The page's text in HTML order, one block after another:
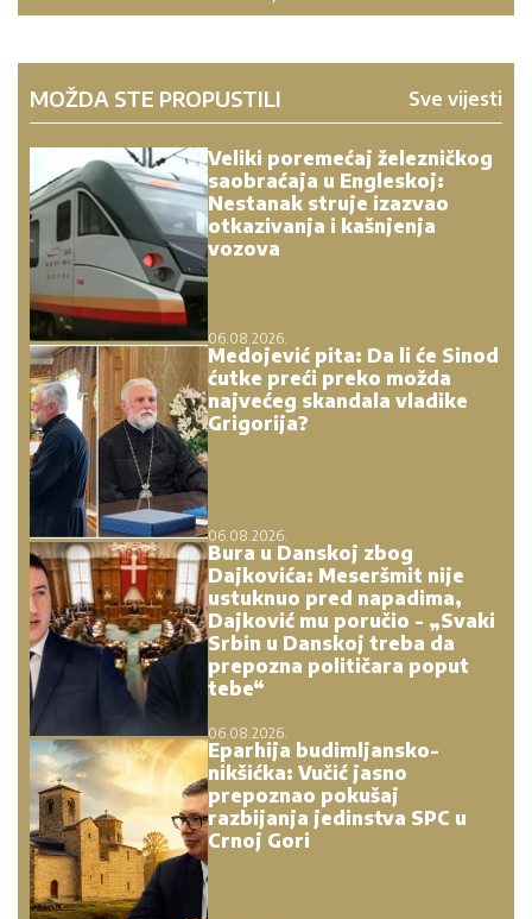
MOŽDA STE PROPUSTILI Sve vijesti
Veliki poremećaj železničkog
saobraćaja u Engleskoj:
Nestanak struje izazvao
otkazivanja i kašnjenja
vozova
06.08.2026.
Medojević pita: Da li će Sinod
ćutke preći preko možda
najvećeg skandala vladike
Grigorija?
06.08.2026.
Bura u Danskoj zbog
Dajkovića: Meseršmit nije
ustuknuo pred napadima,
Dajković mu poručio - „Svaki
Srbin u Danskoj treba da
prepozna političara poput
tebe“
06.08.2026.
Eparhija budimljansko-
nikšićka: Vučić jasno
prepoznao pokušaj
razbijanja jedinstva SPC u
Crnoj Gori